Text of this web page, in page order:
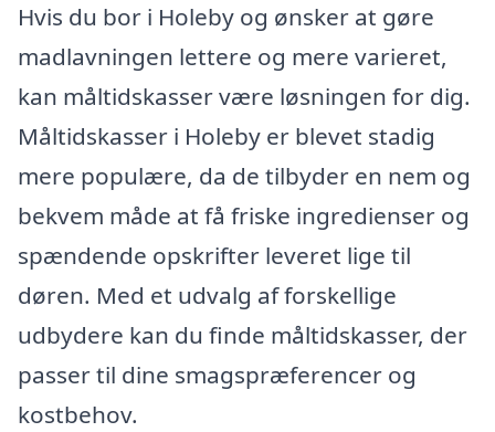
Hvis du bor i Holeby og ønsker at gøre
madlavningen lettere og mere varieret,
kan måltidskasser være løsningen for dig.
Måltidskasser i Holeby er blevet stadig
mere populære, da de tilbyder en nem og
bekvem måde at få friske ingredienser og
spændende opskrifter leveret lige til
døren. Med et udvalg af forskellige
udbydere kan du finde måltidskasser, der
passer til dine smagspræferencer og
kostbehov.